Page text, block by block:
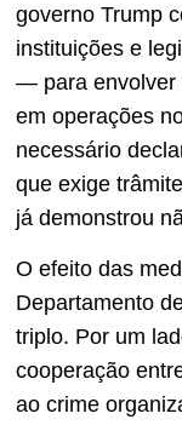
governo Trump
instituições e
— para envolver
em operações
necessário
que exige
já demonstrou
O efeito das
Departamento
triplo. Por um
cooperação
ao crime